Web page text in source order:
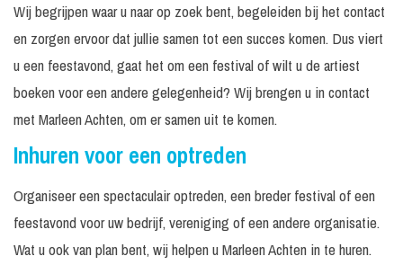
Wij begrijpen waar u naar op zoek bent, begeleiden bij het contact
en zorgen ervoor dat jullie samen tot een succes komen. Dus viert
u een feestavond, gaat het om een festival of wilt u de artiest
boeken voor een andere gelegenheid? Wij brengen u in contact
met Marleen Achten, om er samen uit te komen.
Inhuren voor een optreden
Organiseer een spectaculair optreden, een breder festival of een
feestavond voor uw bedrijf, vereniging of een andere organisatie.
Wat u ook van plan bent, wij helpen u Marleen Achten in te huren.